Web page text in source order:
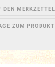
DEN MERKZETTEL
ZUM PRODUKT